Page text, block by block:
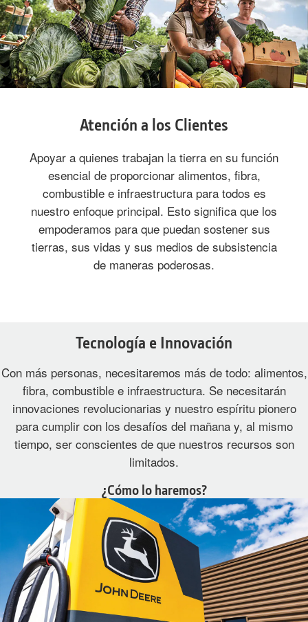
Atención a los Clientes
Apoyar a quienes trabajan la tierra en su función
esencial de proporcionar alimentos, fibra,
combustible e infraestructura para todos es
nuestro enfoque principal. Esto significa que los
empoderamos para que puedan sostener sus
tierras, sus vidas y sus medios de subsistencia
de maneras poderosas.
Tecnología e Innovación
Con más personas, necesitaremos más de todo: alimentos,
fibra, combustible e infraestructura. Se necesitarán
innovaciones revolucionarias y nuestro espíritu pionero
para cumplir con los desafíos del mañana y, al mismo
tiempo, ser conscientes de que nuestros recursos son
limitados.
¿Cómo lo haremos?